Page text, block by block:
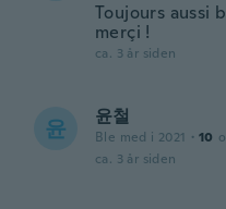
Toujours aussi
merçi !
ca. 3 år siden
윤 윤철
Ble med i 2021 · 10
ca. 3 år siden